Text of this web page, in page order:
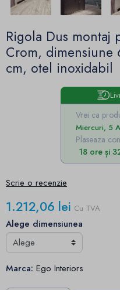
Rigola Dus montaj
Crom, dimensiune
cm, otel inoxidabil
Vrei ca
Miercuri, 5
Plaseaza
18 ore și
Scrie o recenzie
1.212,06 lei Cu TVA
Alege dimensiunea
Marca: Ego Interiors